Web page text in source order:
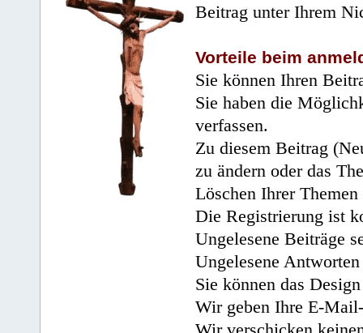
Beitrag unter Ihrem
Vorteile beim
Sie können Ihren
Sie haben die
verfassen.
Zu diesem Beitrag
zu ändern oder das
Löschen Ihrer
Die Registrierung ist
Ungelesene Beiträge
Ungelesene
Sie können das
Wir geben Ihre E-